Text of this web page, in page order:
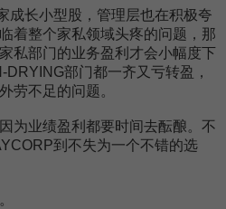
成长小型股，管理层也在积极夸
着整个家私领域头疼的问题，那
私部门的业务盈利才会小幅度下
部门都一齐又亏转盈，
劳不足的问题。
为业绩盈利都要时间去酝酿。不
到不失为一个不错的选